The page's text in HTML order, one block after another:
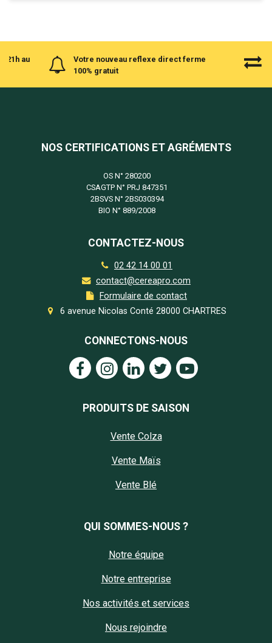
21h au
Votre nouveau reflexe direct ferme
100% gratuit
NOS CERTIFICATIONS ET AGRÉMENTS
OS N° 280200
CSAGTP N° PRJ 847351
2BSVS N° 2BS030394
BIO N° 889/2008
CONTACTEZ-NOUS
02 42 14 00 01
contact@cereapro.com
Formulaire de contact
6 avenue Nicolas Conté 28000 CHARTRES
CONNECTONS-NOUS
PRODUITS DE SAISON
Vente Colza
Vente Maïs
Vente Blé
QUI SOMMES-NOUS ?
Notre équipe
Notre entreprise
Nos activités et services
Nous rejoindre